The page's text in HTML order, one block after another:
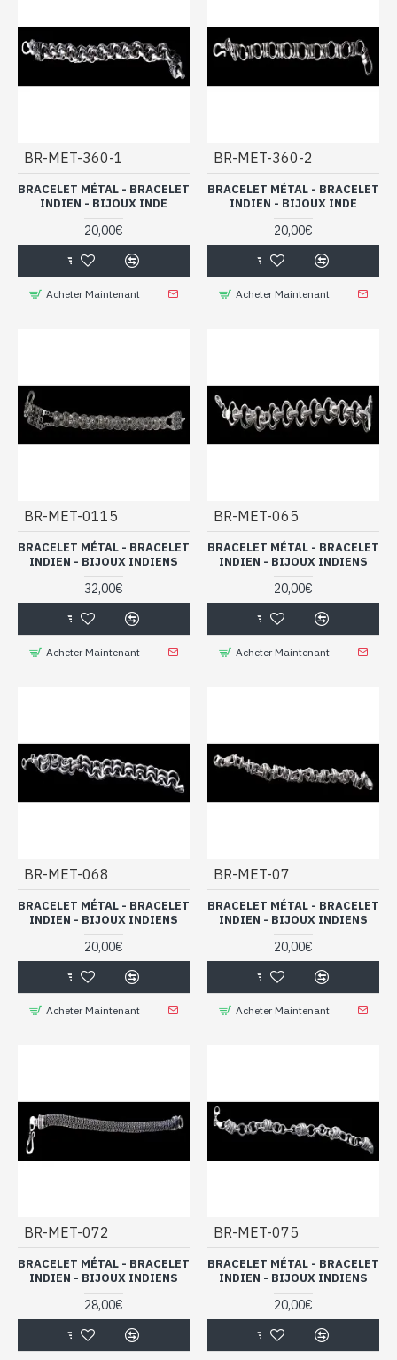
BR-MET-360-1
BRACELET MÉTAL - BRACELET
INDIEN - BIJOUX INDE
20,00€
Acheter Maintenant
BR-MET-360-2
BRACELET MÉTAL - BRACELET
INDIEN - BIJOUX INDE
20,00€
Acheter Maintenant
BR-MET-0115
BRACELET MÉTAL - BRACELET
INDIEN - BIJOUX INDIENS
32,00€
Acheter Maintenant
BR-MET-065
BRACELET MÉTAL - BRACELET
INDIEN - BIJOUX INDIENS
20,00€
Acheter Maintenant
BR-MET-068
BRACELET MÉTAL - BRACELET
INDIEN - BIJOUX INDIENS
20,00€
Acheter Maintenant
BR-MET-07
BRACELET MÉTAL - BRACELET
INDIEN - BIJOUX INDIENS
20,00€
Acheter Maintenant
BR-MET-072
BRACELET MÉTAL - BRACELET
INDIEN - BIJOUX INDIENS
28,00€
BR-MET-075
BRACELET MÉTAL - BRACELET
INDIEN - BIJOUX INDIENS
20,00€